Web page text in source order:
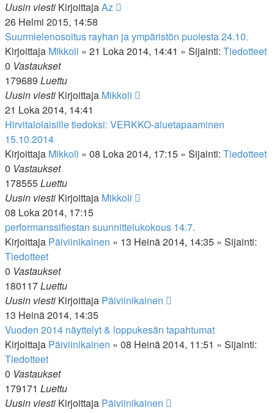
Uusin viesti KirjoittajaAz
26 Helmi 2015, 14:58
Suurmielenosoitus rayhan ja ympäristön puolesta 24.10.
Kirjoittaja Mikkoli » 21 Loka 2014, 14:41 » Sijainti: Tiedotteet
0 Vastaukset
179689 Luettu
Uusin viesti Kirjoittaja Mikkoli
21 Loka 2014, 14:41
Hirvitalolaisille tiedoksi: VERKKO-aluetapaaminen
15.10.2014
Kirjoittaja Mikkoli » 08 Loka 2014, 17:15 » Sijainti: Tiedotteet
0 Vastaukset
178555Luettu
Uusin viesti Kirjoittaja Mikkoli
08 Loka 2014, 17:15
performanssifiestan suunnittelukokous 14.7.
Kirjoittaja Päiviinikainen » 13 Heinä 2014, 14:35 » Sijainti:
Tiedotteet
0 Vastaukset
180117Luettu
Uusin viesti Kirjoittaja Päiviinikainen
13 Heinä 2014, 14:35
Vuoden 2014 näyttelyt & loppukesän tapahtumat
Kirjoittaja Päiviinikainen » 08 Heinä 2014, 11:51 » Sijainti:
Tiedotteet
0 Vastaukset
179171 Luettu
Uusin viesti Kirjoittaja Päiviinikainen